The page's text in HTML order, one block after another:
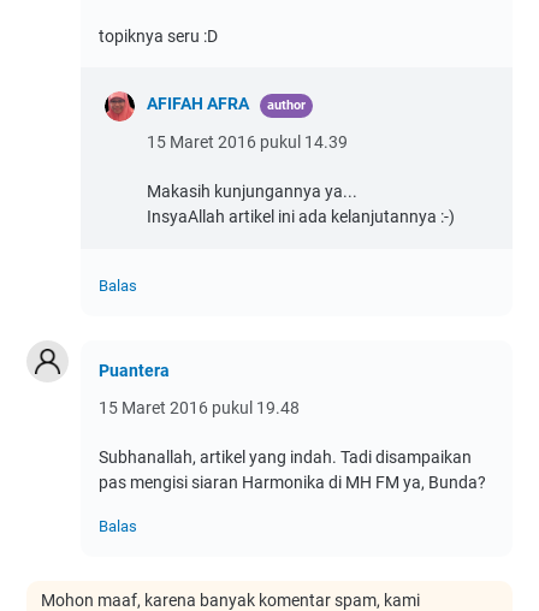
topiknya seru :D
AFIFAH AFRA
15 Maret 2016 pukul 14.39
Makasih kunjungannya ya...
InsyaAllah artikel ini ada kelanjutannya :-)
Balas
Puantera
15 Maret 2016 pukul 19.48
Subhanallah, artikel yang indah. Tadi disampaikan
pas mengisi siaran Harmonika di MH FM ya, Bunda?
Balas
Mohon maaf, karena banyak komentar spam, kami